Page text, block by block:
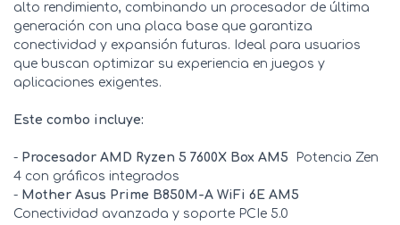
alto rendimiento, combinando un procesador de última
generación con una placa base que garantiza
conectividad y expansión futuras. Ideal para usuarios
que buscan optimizar su experiencia en juegos y
aplicaciones exigentes.
Este combo incluye:
- Procesador AMD Ryzen 5 7600X Box AM5  Potencia Zen
4 con gráficos integrados
- Mother Asus Prime B850M-A WiFi 6E AM5
Conectividad avanzada y soporte PCIe 5.0